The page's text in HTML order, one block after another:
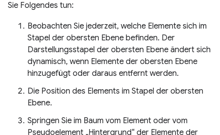
Sie Folgendes tun:
Beobachten Sie jederzeit, welche Elemente sich im
Stapel der obersten Ebene befinden. Der
Darstellungsstapel der obersten Ebene ändert sich
dynamisch, wenn Elemente der obersten Ebene
hinzugefügt oder daraus entfernt werden.
Die Position des Elements im Stapel der obersten
Ebene.
Springen Sie im Baum vom Element oder vom
Pseudoelement „Hintergrund“ der Elemente der